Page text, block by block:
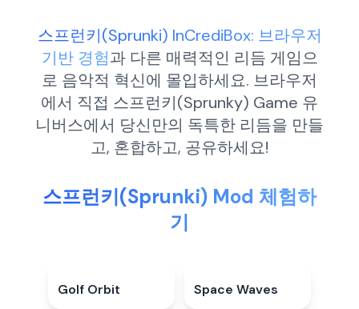
스프런키(Sprunki) InCrediBox: 브라우저
기반 경험과 다른 매력적인 리듬 게임으
로 음악적 혁신에 몰입하세요. 브라우저
에서 직접 스프런키(Sprunky) Game 유
니버스에서 당신만의 독특한 리듬을 만들
고, 혼합하고, 공유하세요!
스프런키(Sprunki) Mod 체험하
기
Golf Orbit 4.9★
Space Waves